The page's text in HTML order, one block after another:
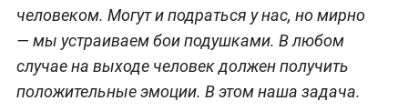
человеком. Могут и подраться у нас, но мирно
— мы устраиваем бои подушками. В любом
случае на выходе человек должен получить
положительные эмоции. В этом наша задача.